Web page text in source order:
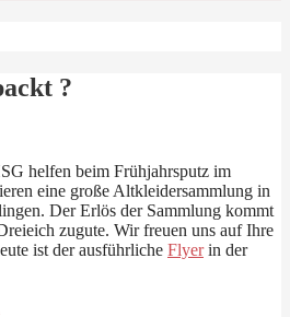
?
helfen beim Frühjahrsputz im
eine große Altkleidersammlung in
Der Erlös der Sammlung kommt
zugute. Wir freuen uns auf Ihre
ist der ausführliche Flyerin der